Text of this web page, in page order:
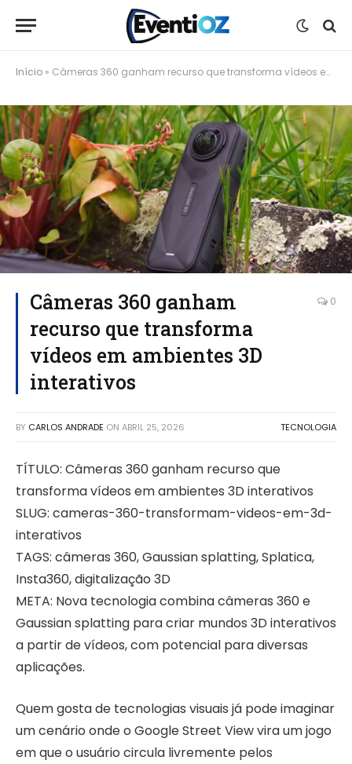
Início » Câmeras 360 ganham recurso que transforma vídeos em ambientes 3D interativos
Câmeras 360 ganham
recurso que transforma
vídeos em ambientes 3D
interativos
0
BY CARLOS ANDRADE ON ABRIL 25, 2026 TECNOLOGIA
TÍTULO: Câmeras 360 ganham recurso que
transforma vídeos em ambientes 3D interativos
SLUG: cameras-360-transformam-videos-em-3d-
interativos
TAGS: câmeras 360, Gaussian splatting, Splatica,
Insta360, digitalização 3D
META: Nova tecnologia combina câmeras 360 e
Gaussian splatting para criar mundos 3D interativos
a partir de vídeos, com potencial para diversas
aplicações.
Quem gosta de tecnologias visuais já pode imaginar
um cenário onde o Google Street View vira um jogo
em que o usuário circula livremente pelos